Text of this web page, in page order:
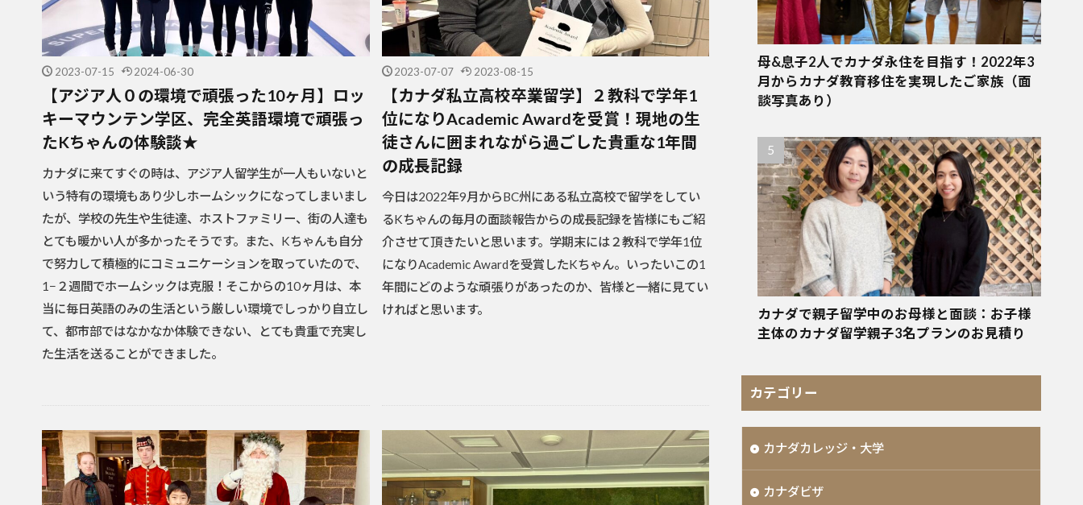
2023-07-15 2024-06-30
【アジア人０の環境で頑張った10ヶ月】ロッ
キーマウンテン学区、完全英語環境で頑張っ
たKちゃんの体験談★
カナダに来てすぐの時は、アジア人留学生が一人もいないと
いう特有の環境もあり少しホームシックになってしまいまし
たが、学校の先生や生徒達、ホストファミリー、街の人達も
とても暖かい人が多かったそうです。また、Kちゃんも自分
で努力して積極的にコミュニケーションを取っていたので、
1−２週間でホームシックは克服！そこからの10ヶ月は、本
当に毎日英語のみの生活という厳しい環境でしっかり自立し
て、都市部ではなかなか体験できない、とても貴重で充実し
た生活を送ることができました。
2023-07-07 2023-08-15
【カナダ私立高校卒業留学】２教科で学年1
位になりAcademic Awardを受賞！現地の生
徒さんに囲まれながら過ごした貴重な1年間
の成長記録
今日は2022年9月からBC州にある私立高校で留学をしてい
るKちゃんの毎月の面談報告からの成長記録を皆様にもご紹
介させて頂きたいと思います。学期末には２教科で学年1位
になりAcademic Awardを受賞したKちゃん。いったいこの1
年間にどのような頑張りがあったのか、皆様と一緒に見てい
ければと思います。
母&息子2人でカナダ永住を目指す！2022年3
月からカナダ教育移住を実現したご家族（面
談写真あり）
カナダで親子留学中のお母様と面談：お子様
主体のカナダ留学親子3名プランのお見積り
カテゴリー
カナダカレッジ・大学
カナダビザ